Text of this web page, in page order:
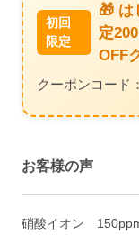
初回
限定
🎁 は
定
OFF
クーポンコード
お客様の声
硝酸イオン